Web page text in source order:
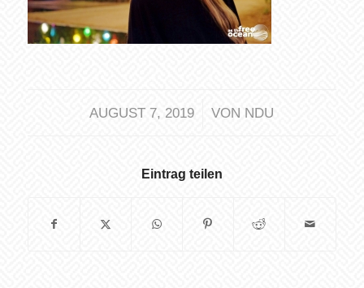
AUGUST 7, 2019
/ VON NDU
Eintrag teilen